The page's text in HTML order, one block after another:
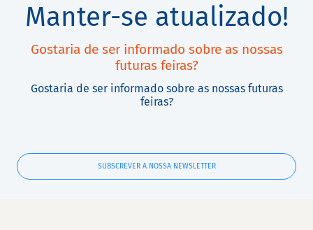
Manter-se atualizado!
Gostaria de ser informado sobre as nossas
futuras feiras?
Gostaria de ser informado sobre as nossas futuras
feiras?
SUBSCREVER A NOSSA NEWSLETTER